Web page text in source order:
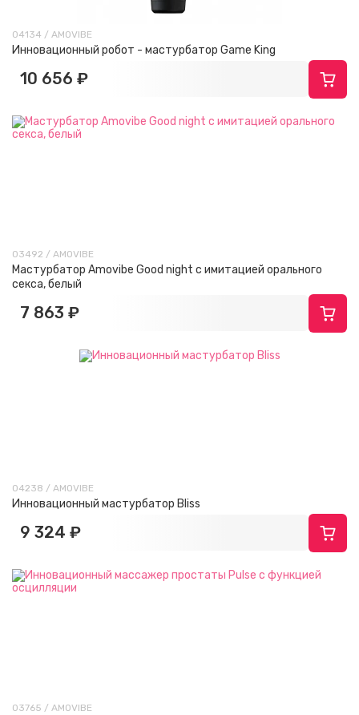
04134 / AMOVIBE
Инновационный робот - мастурбатор Game King
10 656 ₽
03492 / AMOVIBE
Мастурбатор Amovibe Good night с имитацией орального
секса, белый
7 863 ₽
04238 / AMOVIBE
Инновационный мастурбатор Bliss
9 324 ₽
03765 / AMOVIBE